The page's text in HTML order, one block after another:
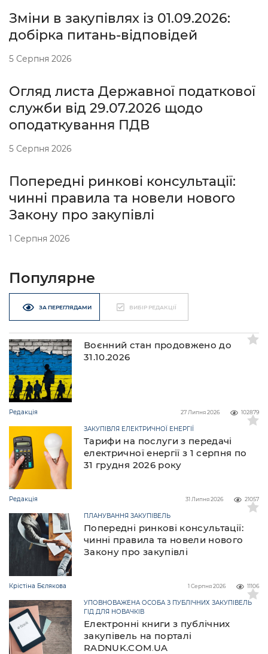
Зміни в закупівлях із 01.09.2026:
добірка питань-відповідей
5 Серпня 2026
Огляд листа Державної податкової
служби від 29.07.2026 щодо
оподаткування ПДВ
5 Серпня 2026
Попередні ринкові консультації:
чинні правила та новели нового
Закону про закупівлі
1 Серпня 2026
Популярне
ЗА ПЕРЕГЛЯДАМИ ВИБІР РЕДАКЦІЇ
Воєнний стан продовжено до
31.10.2026
Редакція 102879
27 Липня 2026
Тарифи на послуги з передачі
електричної енергії з 1 серпня по
31 грудня 2026 року
ЗАКУПІВЛЯ ЕЛЕКТРИЧНОЇ ЕНЕРГІЇ
Редакція 21057
31 Липня 2026
Попередні ринкові консультації:
чинні правила та новели нового
Закону про закупівлі
ПЛАНУВАННЯ ЗАКУПІВЕЛЬ
Крістіна Бєлякова 11106
1 Серпня 2026
Електронні книги з публічних
закупівель на порталі
RADNUK.COM.UA
УПОВНОВАЖЕНА ОСОБА З ПУБЛІЧНИХ ЗАКУПІВЕЛЬ
ГІД ДЛЯ НОВАЧКІВ